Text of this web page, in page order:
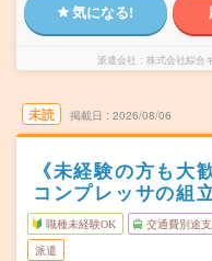
気になる!
派遣会社 株式会社綜合
未読 掲載日 2026/08/06
《未経験の方も大
コンプレッサの組
職種未経験OK 交通費別途
派遣